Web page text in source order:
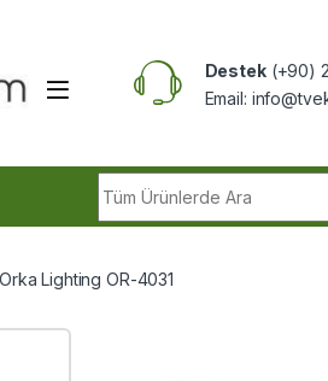
Destek(+90)
Email:
Orka Lighting OR-4031